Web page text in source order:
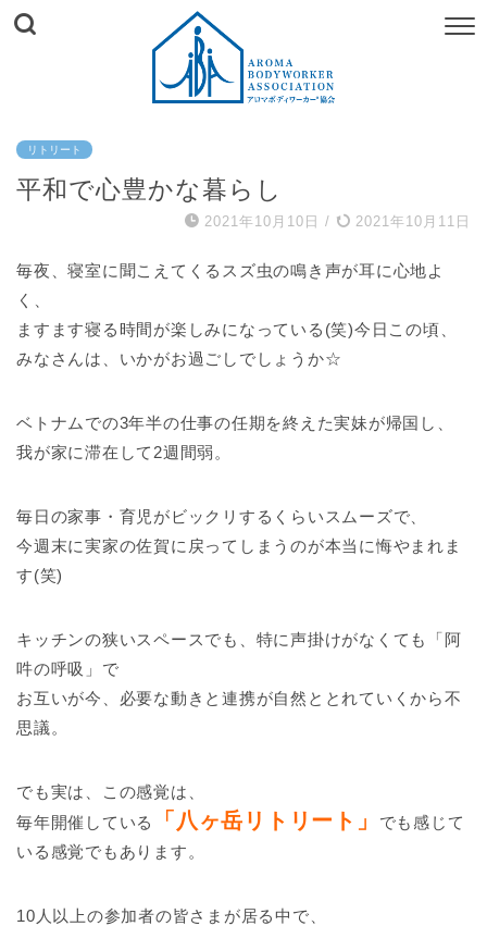
リトリート
平和で心豊かな暮らし
2021年10月10日 / 2021年10月11日
毎夜、寝室に聞こえてくるスズ虫の鳴き声が耳に心地よ
く、
ますます寝る時間が楽しみになっている(笑)今日この頃、
みなさんは、いかがお過ごしでしょうか☆
ベトナムでの3年半の仕事の任期を終えた実妹が帰国し、
我が家に滞在して2週間弱。
毎日の家事・育児がビックリするくらいスムーズで、
今週末に実家の佐賀に戻ってしまうのが本当に悔やまれま
す(笑)
キッチンの狭いスペースでも、特に声掛けがなくても「阿
吽の呼吸」で
お互いが今、必要な動きと連携が自然ととれていくから不
思議。
でも実は、この感覚は、
毎年開催している
「八ヶ岳リトリート」
でも感じて
いる感覚でもあります。
10人以上の参加者の皆さまが居る中で、